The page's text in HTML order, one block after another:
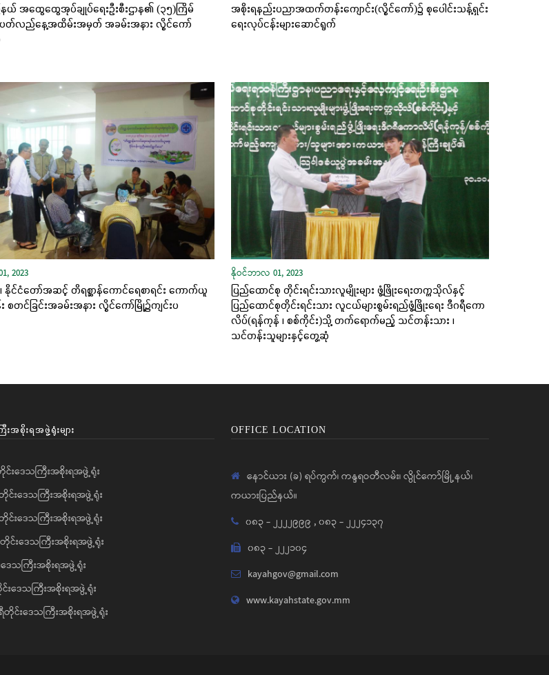
ယ် အထွေထွေအုပ်ချုပ်ရေးဦးစီးဌာန၏ (၃၅)ကြိမ်
ပတ်လည်နေ့အထိမ်းအမှတ် အခမ်းအနား လွိုင်ကော်
အစိုးရနည်းပညာအထက်တန်းကျောင်း(လွိုင်ကော်)၌ စုပေါင်းသန့်ရှင်း
ရေးလုပ်ငန်းများဆောင်ရွက်
2023
၊ နိုင်ငံတော်အဆင့် တိရစ္ဆာန်ကောင်ရေစာရင်း ကောက်ယူ
စတင်ခြင်းအခမ်းအနား လွိုင်ကော်မြို့၌ကျင်းပ
နိုဝင်ဘာလ 01, 2023
ပြည်ထောင်စု တိုင်းရင်းသားလူမျိုးများ ဖွံ့ဖြိုးရေးတက္ကသိုလ်နှင့်
ပြည်ထောင်စုတိုင်းရင်းသား လူငယ်များစွမ်းရည်ဖွံ့ဖြိုးရေး ဒီဂရီကော
လိပ်(ရန်ကုန် ၊ စစ်ကိုင်း)သို့ တက်ရောက်မည့် သင်တန်းသား ၊
သင်တန်းသူများနှင့်တွေ့ဆုံ
အစိုးရအဖွဲ့ရုံးများ
းဒေသကြီးအစိုးရအဖွဲ့ရုံး
င်းဒေသကြီးအစိုးရအဖွဲ့ရုံး
င်းဒေသကြီးအစိုးရအဖွဲ့ရုံး
င်းဒေသကြီးအစိုးရအဖွဲ့ရုံး
ေသကြီးအစိုးရအဖွဲ့ရုံး
းဒေသကြီးအစိုးရအဖွဲ့ရုံး
တိုင်းဒေသကြီးအစိုးရအဖွဲ့ရုံး
OFFICE LOCATION
နောင်ယား (ခ) ရပ်ကွက်၊ ကန္ဒရဝတီလမ်း၊ လွိုင်ကော်မြို့နယ်၊
ကယားပြည်နယ်။
၀၈၃ - ၂၂၂၂၉၉၉ ,၀၈၃ - ၂၂၂၄၁၃၇
၀၈၃ - ၂၂၂၁၀၄
kayahgov@gmail.com
www.kayahstate.gov.mm